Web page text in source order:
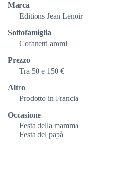
Marca
Editions Jean Lenoir
Sottofamiglia
Cofanetti aromi
Prezzo
Tra 50 e 150 €
Altro
Prodotto in Francia
Occasione
Festa della mamma
Festa del papà